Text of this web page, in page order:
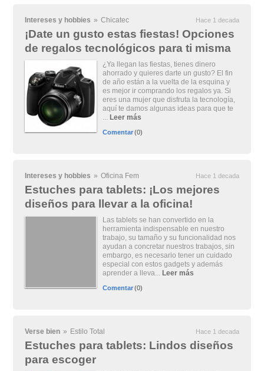
Intereses y hobbies » Chicatec Hace 1 decada
¡Date un gusto estas fiestas! Opciones
de regalos tecnológicos para ti misma
¿Ya llegan las fiestas, tienes dinero
ahorrado y quieres darte un gusto? El fin
de año están a la vuelta de la esquina y
es mejor ir comprando los regalos ya. Si
eres una mujer que disfruta la tecnología,
aquí te damos algunas ideas para que te
... Leer más
Comentar(0)
Intereses y hobbies » Oficina Fem Hace 1 decada
Estuches para tablets: ¡Los mejores
diseños para llevar a la oficina!
Las tablets se han convertido en la
herramienta indispensable en nuestro
trabajo, su tamaño y su funcionalidad nos
ayudan a concretar nuestros trabajos, sin
embargo, es necesario tener un cuidado
especial con estos gadgets y además
aprender a lleva... Leer más
Comentar(0)
Verse bien » Estilo Total Hace 1 decada
Estuches para tablets: Lindos diseños
para escoger